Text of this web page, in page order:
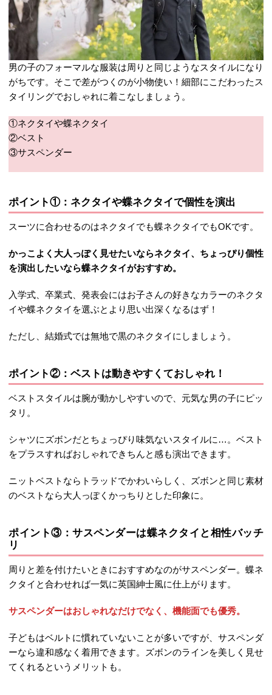
男の子のフォーマルな服装は周りと同じようなスタイルになり
がちです。そこで差がつくのが小物使い！細部にこだわったス
タイリングでおしゃれに着こなしましょう。
①ネクタイや蝶ネクタイ
②ベスト
③サスペンダー
ポイント①：ネクタイや蝶ネクタイで個性を演出
スーツに合わせるのはネクタイでも蝶ネクタイでもOKです。
かっこよく大人っぽく見せたいならネクタイ、ちょっぴり個性
を演出したいなら蝶ネクタイがおすすめ。
入学式、卒業式、発表会にはお子さんの好きなカラーのネクタ
イや蝶ネクタイを選ぶとより思い出深くなるはず！
ただし、結婚式では無地で黒のネクタイにしましょう。
ポイント②：ベストは動きやすくておしゃれ！
ベストスタイルは腕が動かしやすいので、元気な男の子にピッ
タリ。
シャツにズボンだとちょっぴり味気ないスタイルに…。ベスト
をプラスすればおしゃれできちんと感も演出できます。
ニットベストならトラッドでかわいらしく、ズボンと同じ素材
のベストなら大人っぽくかっちりとした印象に。
ポイント③：サスペンダーは蝶ネクタイと相性バッチ
リ
周りと差を付けたいときにおすすめなのがサスペンダー。蝶ネ
クタイと合わせれば一気に英国紳士風に仕上がります。
サスペンダーはおしゃれなだけでなく、機能面でも優秀。
子どもはベルトに慣れていないことが多いですが、サスペンダ
ーなら違和感なく着用できます。ズボンのラインを美しく見せ
てくれるというメリットも。